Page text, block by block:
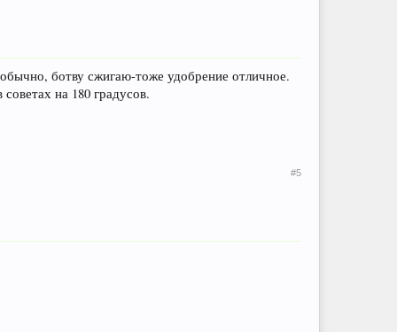
ботву сжигаю-тоже удобрение отличное.
на 180 градусов.
#5